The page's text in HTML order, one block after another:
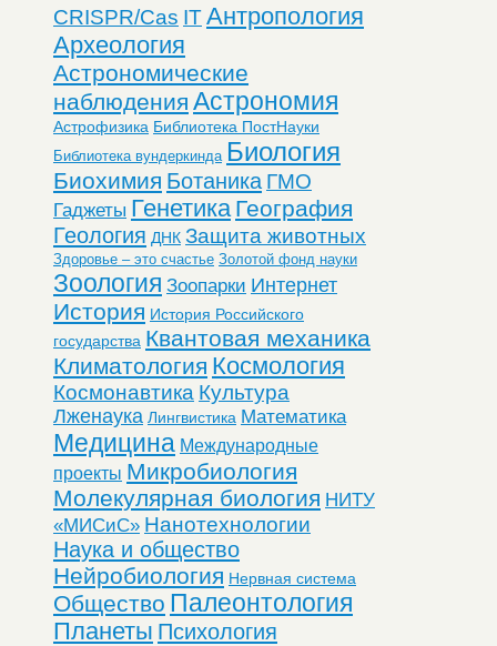
CRISPR/Cas ITАнтропология
Археология
Астрономические
наблюдения Астрономия
Астрофизика Библиотека ПостНауки
Библиотека вундеркинда Биология
Биохимия Ботаника ГМО
Гаджеты Генетика География
Геология ДНК Защита животных
Здоровье – это счастье Золотой фонд науки
Зоология Зоопарки Интернет
История История Российского
государства Квантовая механика
Климатология Космология
Космонавтика Культура
Лженаука Лингвистика Математика
Медицина Международные
проекты Микробиология
Молекулярная биология НИТУ
«МИСиС» Нанотехнологии
Наука и общество
Нейробиология Нервная система
Общество Палеонтология
Планеты Психология